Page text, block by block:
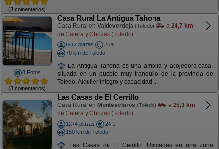
(3 comentarios)
8 Fotos
(3 comentarios)
Casa Rural La Antigua Tahona
Casa Rural en Valdeverdeja (Toledo) a 24,7 km
de Calera y Chozas (Toledo)
8-12 plazas
25 €
70 km de Toledo
La Antigua Tahona es una amplia y acojedora casa,
situada en un pueblo muy tranquilo de la provincia de
Toledo. Alquiler íntegro y capacidad ...
Las Casas de El Cerrillo
Casa Rural en Montesclaros (Toledo) a 25,3 km
de Calera y Chozas (Toledo)
12+4 plazas
24 €
150 km de Toledo
Las Casas de El Cerrillo. Ubicadas en una zona